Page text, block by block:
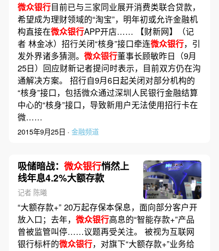
微众银行目前已与三家同业展开消费类联合贷款，
希望成为理财领域的“淘宝”，明年初或允许金融机
构直接在微众银行APP开店…… 【财新网】（记
者 林金冰）招行关闭“核身”接口牵连微众银行，引
发外界诸多猜测。 微众银行董事长顾敏昨日（9月
25日）回应财新记者提问时表示，目前双方仍在沟
通解决方案。 招行自9月6日起关闭对部分机构的
“核身”接口，包括微众通过深圳人民银行金融结算
中心的“核身”接口，导致新用户无法使用招行卡在
微……
2015年9月25日 · 金融频道
吸储暗战： 微众银行悄然上
线年息4.2%大额存款
记者 陈曦
“大额存款+” 20万起存保本保息，面向部分客户开
放入口；去年， 微众银行高息的“智能存款+”产品
曾被监管叫停……议题再受关注。 被视为互联网
银行标杆的微众银行，对旗下“大额存款+”业务给